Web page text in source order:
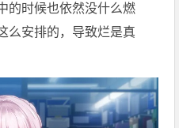
的时候也依然没什么燃
么安排的，导致烂是真